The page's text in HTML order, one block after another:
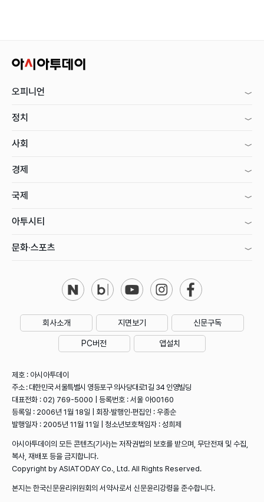
오피니언
정치
사회
경제
국제
아투시티
문화·스포츠
회사소개 지면보기 신문구독
PC버전 앱설치
제호 : 아시아투데이
주소 : 대한민국 서울특별시 영등포구 의사당대로1길 34 인영빌딩
대표전화 : 02) 769-5000 | 등록번호 : 서울 아00160
등록일 : 2006년 1월 18일 | 회장·발행인·편집인 : 우종순
발행일자 : 2005년 11월 11일 | 청소년보호책임자 : 성희제
아시아투데이의 모든 콘텐츠(기사)는 저작권법의 보호를 받으며, 무단전재 및 수집,
복사, 재배포 등을 금지합니다.
Copyright by ASIATODAY Co., Ltd. All Rights Reserved.
본지는 한국신문윤리위원회의 서약사로서 신문윤리강령을 준수합니다.